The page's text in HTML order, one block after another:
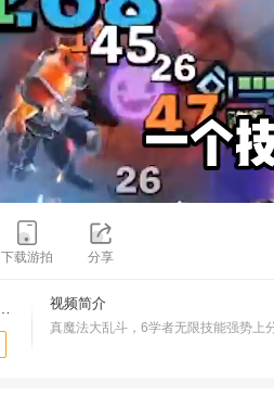
下载游拍 分享
视频简介
真魔法大乱斗，6学者无限技能强势上